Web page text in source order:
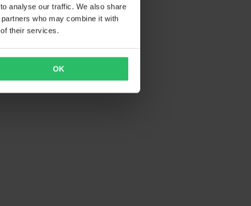
analyse our traffic. We also share
who may combine it with
their services.
OK